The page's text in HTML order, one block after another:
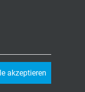
akzeptieren